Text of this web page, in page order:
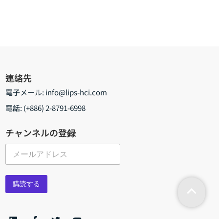
連絡先
電子メール: info@lips-hci.com
電話: (+886) 2-8791-6998
チャンネルの登録
ル
*
購読する